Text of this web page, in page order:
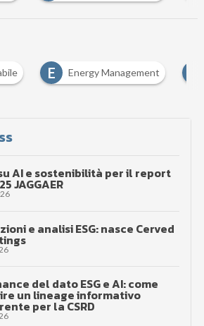
E Energy Management
AI e sostenibilità per il report
JAGGAER
e analisi ESG: nasce Cerved
del dato ESG e AI: come
un lineage informativo
per la CSRD